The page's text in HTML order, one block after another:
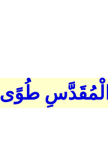
الْمُقَدَّسِ طُوًى